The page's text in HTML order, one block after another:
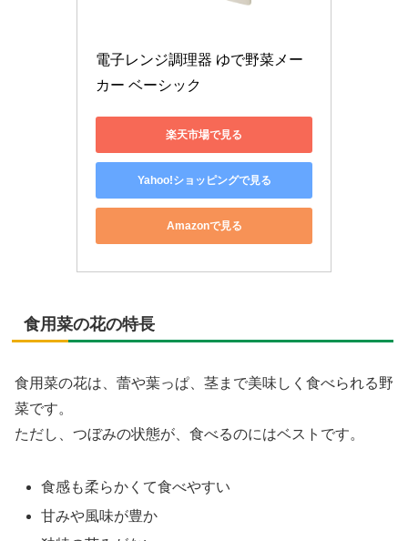
電子レンジ調理器 ゆで野菜メー
楽天市場で見る
Yahoo!ショッピングで見る
Amazonで見る
食用菜の花の特長
食用菜の花は、蕾や葉っぱ、茎まで美味しく食べられる野
菜です。
ただし、つぼみの状態が、食べるのにはベストです。
食感も柔らかくて食べやすい
甘みや風味が豊か